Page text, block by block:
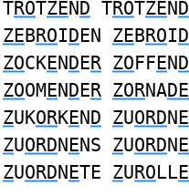
TROTZEND TROTZEND
ZEBROIDEN ZEBROID
ZOCKENDER ZOFFEND
ZOOMENDER ZORNADE
ZUKORKEND ZUORDNE
ZUORDNENS ZUORDNE
ZUORDNETE ZUROLLE